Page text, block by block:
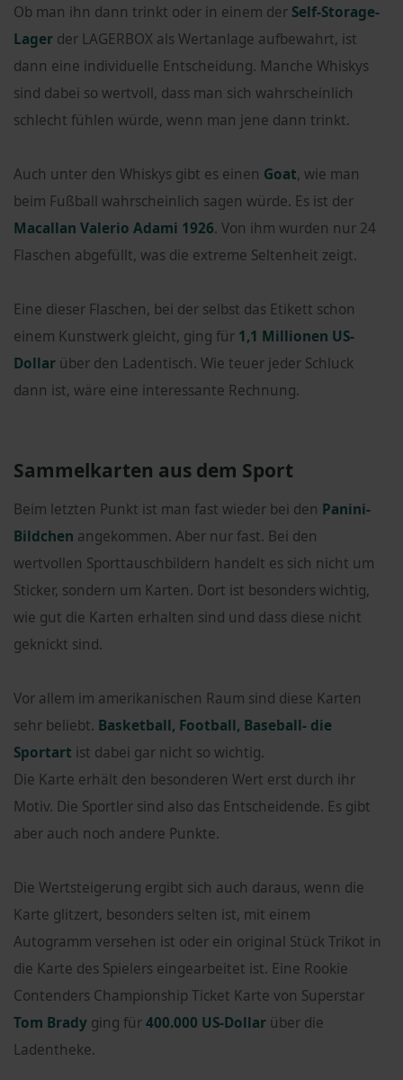
Ob man ihn dann trinkt oder in einem der Self-Storage-
Lager der LAGERBOX als Wertanlage aufbewahrt, ist
dann eine individuelle Entscheidung. Manche Whiskys
sind dabei so wertvoll, dass man sich wahrscheinlich
schlecht fühlen würde, wenn man jene dann trinkt.
Auch unter den Whiskys gibt es einen Goat, wie man
beim Fußball wahrscheinlich sagen würde. Es ist der
Macallan Valerio Adami 1926. Von ihm wurden nur 24
Flaschen abgefüllt, was die extreme Seltenheit zeigt.
Eine dieser Flaschen, bei der selbst das Etikett schon
einem Kunstwerk gleicht, ging für 1,1 Millionen US-
Dollar über den Ladentisch. Wie teuer jeder Schluck
dann ist, wäre eine interessante Rechnung.
Sammelkarten aus dem Sport
Beim letzten Punkt ist man fast wieder bei den Panini-
Bildchen angekommen. Aber nur fast. Bei den
wertvollen Sporttauschbildern handelt es sich nicht um
Sticker, sondern um Karten. Dort ist besonders wichtig,
wie gut die Karten erhalten sind und dass diese nicht
geknickt sind.
Vor allem im amerikanischen Raum sind diese Karten
sehr beliebt. Basketball, Football, Baseball- die
Sportart ist dabei gar nicht so wichtig.
Die Karte erhält den besonderen Wert erst durch ihr
Motiv. Die Sportler sind also das Entscheidende. Es gibt
aber auch noch andere Punkte.
Die Wertsteigerung ergibt sich auch daraus, wenn die
Karte glitzert, besonders selten ist, mit einem
Autogramm versehen ist oder ein original Stück Trikot in
die Karte des Spielers eingearbeitet ist. Eine Rookie
Contenders Championship Ticket Karte von Superstar
Tom Brady ging für400.000 US-Dollar über die
Ladentheke.